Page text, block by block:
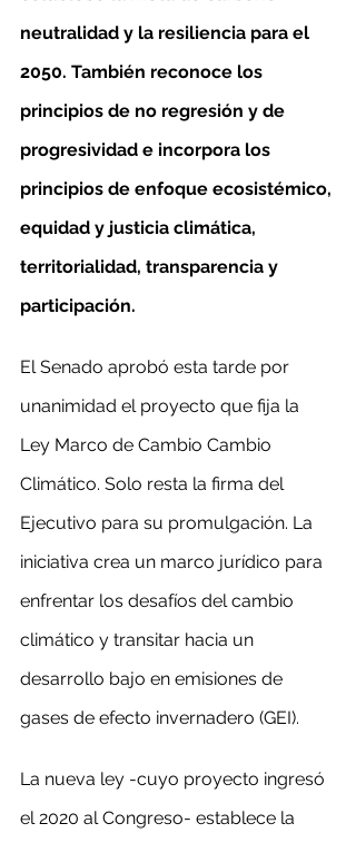
neutralidad y la resiliencia para el
2050. También reconoce los
principios de no regresión y de
progresividad e incorpora los
principios de enfoque ecosistémico,
equidad y justicia climática,
territorialidad, transparencia y
participación.
El Senado aprobó esta tarde por
unanimidad el proyecto que fija la
Ley Marco de Cambio Cambio
Climático. Solo resta la firma del
Ejecutivo para su promulgación. La
iniciativa crea un marco jurídico para
enfrentar los desafíos del cambio
climático y transitar hacia un
desarrollo bajo en emisiones de
gases de efecto invernadero (GEI).
La nueva ley -cuyo proyecto ingresó
el 2020 al Congreso- establece la